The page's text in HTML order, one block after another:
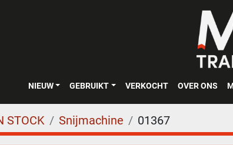
NIEUW GEBRUIKT VERKOCHT OVER ONS
STOCK Snijmachine 01367